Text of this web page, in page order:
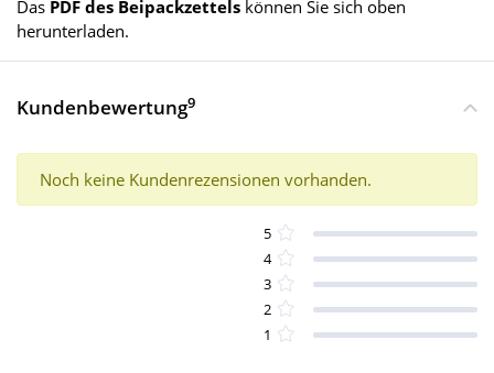
Das PDF des Beipackzettels können Sie sich oben
herunterladen.
Kundenbewertung9
Noch keine Kundenrezensionen vorhanden.
5
4
3
2
1